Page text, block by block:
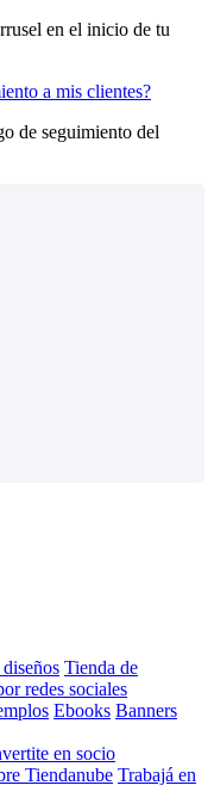
en el inicio de tu
a mis clientes?
de seguimiento del
Tienda de
redes sociales
Ebooks Banners
en socio
Tiendanube Trabajá en